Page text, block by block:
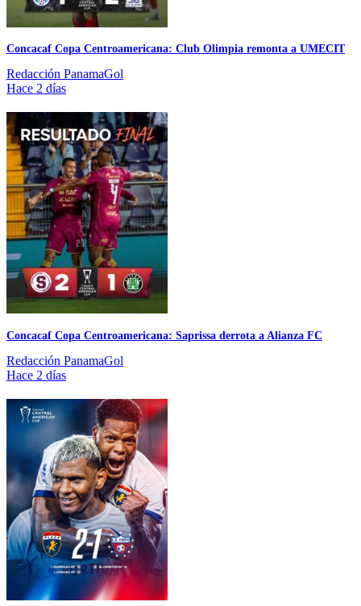
Concacaf Copa Centroamericana: Club Olimpia remonta a UMECIT
Redacción PanamaGol
Hace 2 días
Concacaf Copa Centroamericana: Saprissa derrota a Alianza FC
Redacción PanamaGol
Hace 2 días